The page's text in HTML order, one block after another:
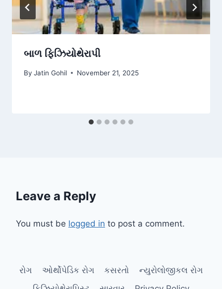
બાળ ફિઝિયોથેરાપી
By Jatin Gohil November 21, 2025
Leave a Reply
You must be logged in to post a comment.
રોગ ઓર્થોપેડિક રોગ કસરતો
ન્યુરોલોજીકલ રોગ